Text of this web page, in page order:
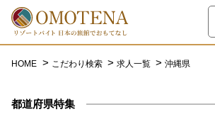
ホーム
主な職種
HOME こだわり検索 求人一覧 沖縄県
都道府県特集